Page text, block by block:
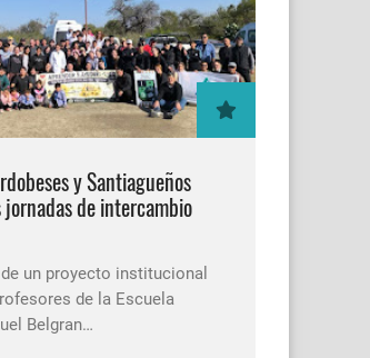
y Santiagueños
de intercambio
un proyecto institucional
de la Escuela
Belgran…